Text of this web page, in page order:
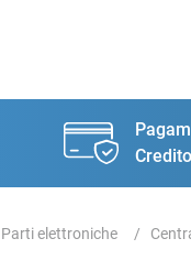
Parti elettroniche